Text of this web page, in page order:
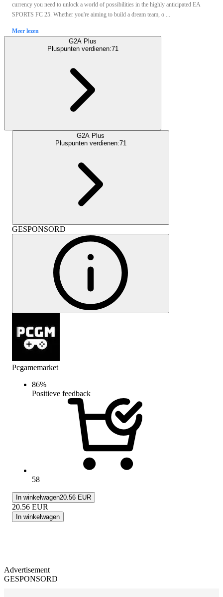
currency you need to unlock a world of possibilities in the highly anticipated EA
SPORTS FC 25. Whether you're aiming to build a dream team, o ...
Meer lezen
G2A Plus
Pluspunten verdienen:71
G2A Plus
Pluspunten verdienen:71
GESPONSORD
Pcgamemarket
86%
Positieve feedback
58
In winkelwagen20.56 EUR
20.56 EUR
In winkelwagen
Advertisement
GESPONSORD